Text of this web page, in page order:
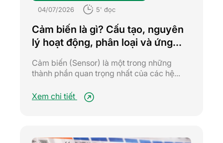
04/07/2026
5' đọc
Cảm biến là gì? Cấu tạo, nguyên
lý hoạt động, phân loại và ứng
dụng từ A-Z
Cảm biến (Sensor) là một trong những
thành phần quan trọng nhất của các hệ...
Xem chi tiết